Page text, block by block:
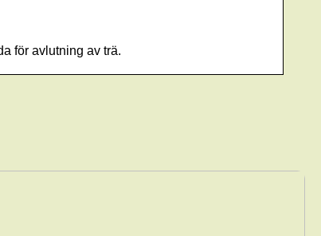
för avlutning av trä.